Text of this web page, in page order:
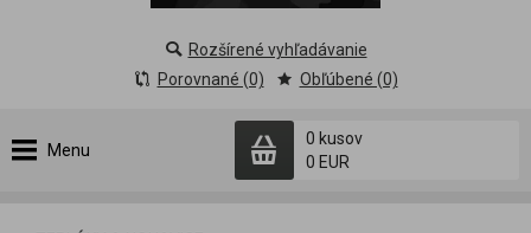
Menu
0 kusov
0 EUR
Rozšírené vyhľadávanie
Porovnané (0)
Obľúbené (0)